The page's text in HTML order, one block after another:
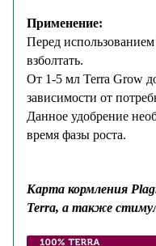
Применение:
Перед
взболтать.
От 1-5 мл Terra Grow
зависимости от
Данное удобрение
время фазы роста.
Карта кормления
Terra, а также